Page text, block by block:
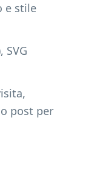
e stile
SVG
post per